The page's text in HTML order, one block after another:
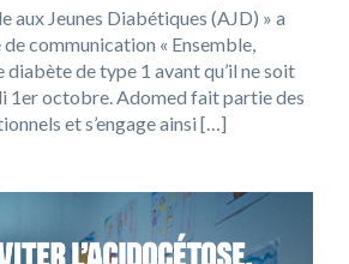
aux Jeunes Diabétiques (AJD) » a
communication « Ensemble,
de type 1 avant qu’il ne soit
1er octobre. Adomed fait partie des
et s’engage ainsi […]